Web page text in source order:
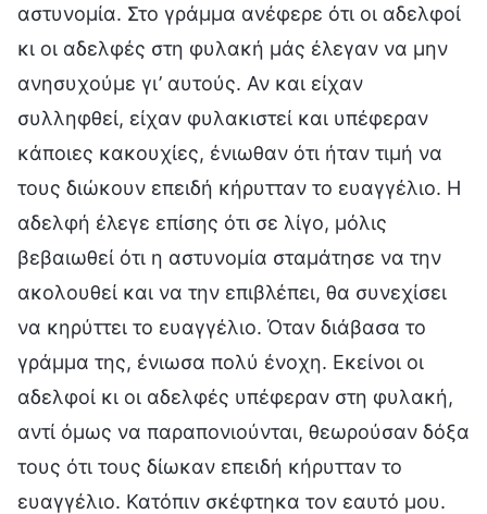
αστυνομία. Στο γράμμα ανέφερε ότι οι αδελφοί
κι οι αδελφές στη φυλακή μάς έλεγαν να μην
ανησυχούμε γι’ αυτούς. Αν και είχαν
συλληφθεί, είχαν φυλακιστεί και υπέφεραν
κάποιες κακουχίες, ένιωθαν ότι ήταν τιμή να
τους διώκουν επειδή κήρυτταν το ευαγγέλιο. Η
αδελφή έλεγε επίσης ότι σε λίγο, μόλις
βεβαιωθεί ότι η αστυνομία σταμάτησε να την
ακολουθεί και να την επιβλέπει, θα συνεχίσει
να κηρύττει το ευαγγέλιο. Όταν διάβασα το
γράμμα της, ένιωσα πολύ ένοχη. Εκείνοι οι
αδελφοί κι οι αδελφές υπέφεραν στη φυλακή,
αντί όμως να παραπονιούνται, θεωρούσαν δόξα
τους ότι τους δίωκαν επειδή κήρυτταν το
ευαγγέλιο. Κατόπιν σκέφτηκα τον εαυτό μου.